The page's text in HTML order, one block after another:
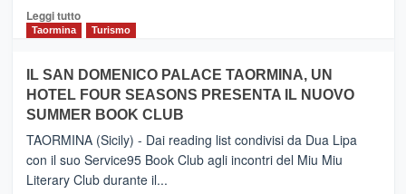
e
Zanzibar
da
Neos
Leggi tuttoLeggi
PIEDIMONTE
ETNEO
–
Meta
turistica
privilegiata
secondo
Taormina Turismo
IL SAN DOMENICO PALACE TAORMINA, UN
HOTEL FOUR SEASONS PRESENTA IL NUOVO
SUMMER BOOK CLUB
TAORMINA (Sicily) - Dai reading list condivisi da Dua Lipa
con il suo Service95 Book Club agli incontri del Miu Miu
Literary Club durante il...